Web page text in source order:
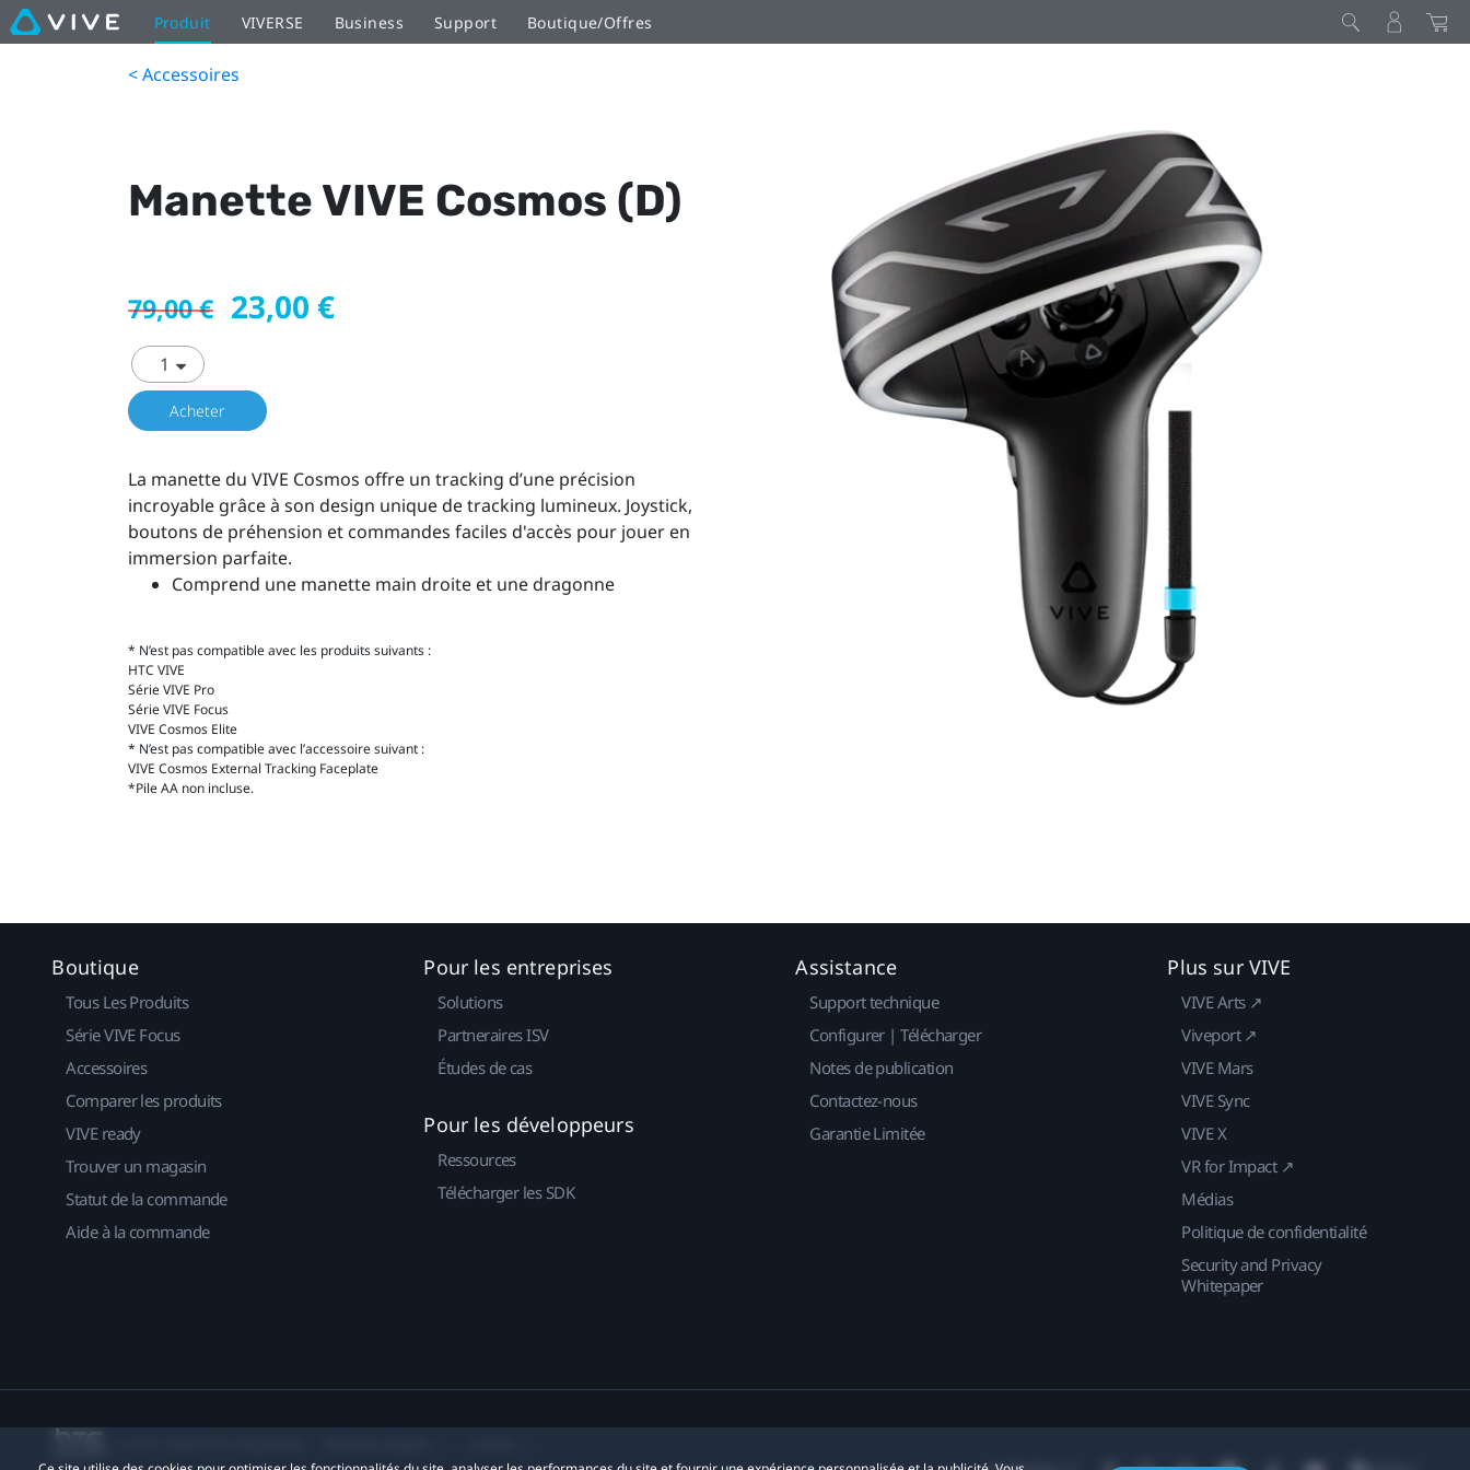
Produit VIVERSE Business Support Boutique/Offres
< Accessoires
Manette VIVE Cosmos (D)
79,00 € 23,00 €
Acheter
La manette du VIVE Cosmos offre un tracking d’une précision
incroyable grâce à son design unique de tracking lumineux. Joystick,
boutons de préhension et commandes faciles d'accès pour jouer en
immersion parfaite.
Comprend une manette main droite et une dragonne
* N’est pas compatible avec les produits suivants :
HTC VIVE
Série VIVE Pro
Série VIVE Focus
VIVE Cosmos Elite
* N’est pas compatible avec l’accessoire suivant :
VIVE Cosmos External Tracking Faceplate
*Pile AA non incluse.
Boutique
Tous Les Produits
Série VIVE Focus
Accessoires
Comparer les produits
VIVE ready
Trouver un magasin
Statut de la commande
Aide à la commande
Pour les entreprises
Solutions
Partneraires ISV
Études de cas
Pour les développeurs
Ressources
Télécharger les SDK
Assistance
Support technique
Configurer | Télécharger
Notes de publication
Contactez-nous
Garantie Limitée
Plus sur VIVE
VIVE Arts ↗
Viveport ↗
VIVE Mars
VIVE Sync
VIVE X
VR for Impact ↗
Médias
Politique de confidentialité
Security and Privacy
Whitepaper